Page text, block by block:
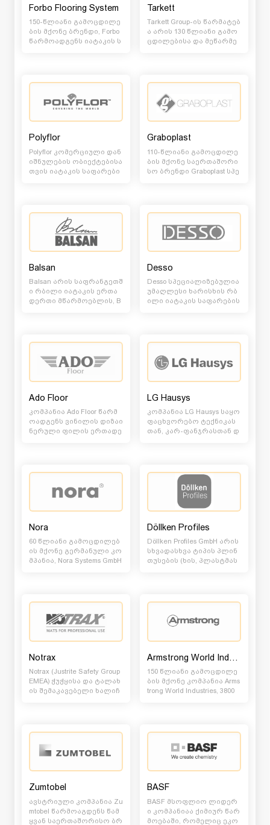
Forbo Flooring System
150-წლიანი გამოცდილე
ბის მქონე ბრენდი, Forbo
წარმოადგენს იატაკის ს
Tarkett
Tarkett Group-ის წარმატებ
ა არის 130 წლიანი გამო
ცდილებისა და მეწარმე
Polyflor
Polyflor კომერციული დან
იშნულების ობიექტებისა
თვის იატაკის საფარები
Graboplast
110-წლიანი გამოცდილე
ბის მქონე საერთაშორი
სო ბრენდი Graboplast სპე
Balsan
Balsan არის საფრანგეთშ
ი რბილი იატაკის ერთა
დერთი მწარმოებლის, B
Desso
Desso სპეციალიზებულია
უმაღლესი ხარისხის რბ
ილი იატაკის საფარების
Ado Floor
კომპანია Ado Floor წარმ
ოადგენს ვინილის დიზაი
ნერული ფილის ერთადე
LG Hausys
კომპანია LG Hausys საყო
ფაცხვორებო ტექნიკას
თან, კარ-ფანჯრასთან დ
Nora
60 წლიანი გამოცდილებ
ის მქონე გერმანული კო
მპანია, Nora Systems GmbH
Döllken Profiles
Döllken Profiles GmbH არის
სხვადასხვა ტიპის პლინ
თუსების (ხის, პლასტმას
Notrax
Notrax (Justrite Safety Group
EMEA) ჭუჭყისა და ტალახ
ის შემაკავებელი ხალიჩ
Armstrong World Industries
150 წლიანი გამოცდილე
ბის მქონე კომპანია Arms
trong World Industries, 3800
Zumtobel
ავსტრიული კომპანია Zu
mtobel წარმოაგდენს წამ
ყვან საერთაშორისო ბრ
BASF
BASF მსოფლიო ლიდერ
ი კომპანიაა ქიმიურ წარ
მოებაში, რომელიც ეკო